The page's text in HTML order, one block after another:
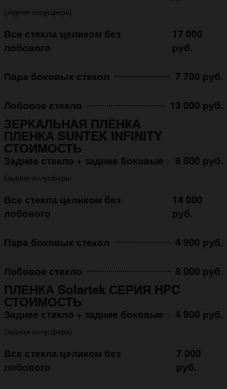
(задняя полусфера)
Все стекла целиком без
лобового
17 000
руб.
Пара боковых стекол 7 700 руб.
Лобовое стекло 13 000 руб.
ЗЕРКАЛЬНАЯ ПЛЁНКА
ПЛЕНКА SUNTEK INFINITY
СТОИМОСТЬ
Заднее стекло + задние боковые 9 800 руб.
(задняя полусфера)
Все стекла целиком без
лобового
14 000
руб.
Пара боковых стекол 4 900 руб.
Лобовое стекло 8 000 руб.
ПЛЕНКА Solartek СЕРИЯ HPC
СТОИМОСТЬ
Заднее стекло + задние боковые 4 900 руб.
(задняя полусфера)
Все стекла целиком без
лобового
7 000
руб.